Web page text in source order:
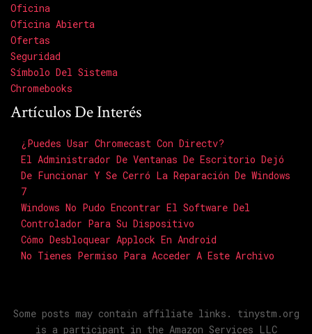
Oficina
Oficina Abierta
Ofertas
Seguridad
Símbolo Del Sistema
Chromebooks
Artículos De Interés
¿Puedes Usar Chromecast Con Directv?
El Administrador De Ventanas De Escritorio Dejó
De Funcionar Y Se Cerró La Reparación De Windows
7
Windows No Pudo Encontrar El Software Del
Controlador Para Su Dispositivo
Cómo Desbloquear Applock En Android
No Tienes Permiso Para Acceder A Este Archivo
Some posts may contain affiliate links. tinystm.org
is a participant in the Amazon Services LLC